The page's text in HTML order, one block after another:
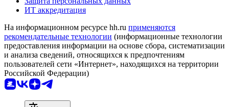
ИТ аккредитация
На информационном ресурсе hh.ru применяются
рекомендательные технологии (информационные технологии
предоставления информации на основе сбора, систематизации
и анализа сведений, относящихся к предпочтениям
пользователей сети «Интернет», находящихся на территории
Российской Федерации)